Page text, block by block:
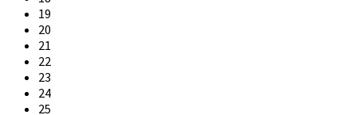
19
20
21
22
23
24
25